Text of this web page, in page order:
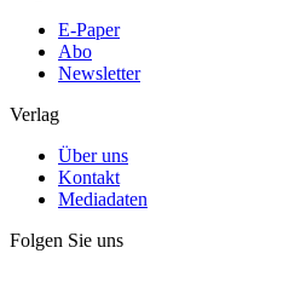
E-Paper
Abo
Newsletter
Verlag
Über uns
Kontakt
Mediadaten
Folgen Sie uns